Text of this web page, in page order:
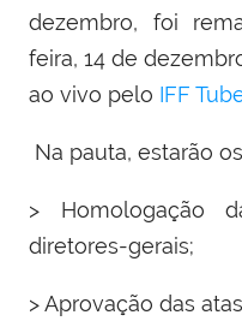
dezembro, foi
feira, 14 de
ao vivo pelo IFF
Na pauta, estarão
> Homologação
diretores-gerais;
> Aprovação das